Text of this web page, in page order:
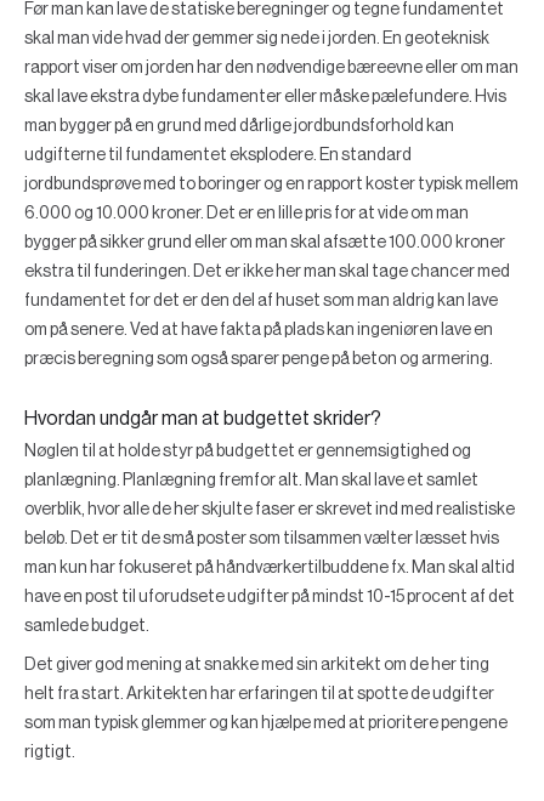
Før man kan lave de statiske beregninger og tegne fundamentet
skal man vide hvad der gemmer sig nede i jorden. En geoteknisk
rapport viser om jorden har den nødvendige bæreevne eller om man
skal lave ekstra dybe fundamenter eller måske pælefundere. Hvis
man bygger på en grund med dårlige jordbundsforhold kan
udgifterne til fundamentet eksplodere. En standard
jordbundsprøve med to boringer og en rapport koster typisk mellem
6.000 og 10.000 kroner. Det er en lille pris for at vide om man
bygger på sikker grund eller om man skal afsætte 100.000 kroner
ekstra til funderingen. Det er ikke her man skal tage chancer med
fundamentet for det er den del af huset som man aldrig kan lave
om på senere. Ved at have fakta på plads kan ingeniøren lave en
præcis beregning som også sparer penge på beton og armering.
Hvordan undgår man at budgettet skrider?
Nøglen til at holde styr på budgettet er gennemsigtighed og
planlægning. Planlægning fremfor alt. Man skal lave et samlet
overblik, hvor alle de her skjulte faser er skrevet ind med realistiske
beløb. Det er tit de små poster som tilsammen vælter læsset hvis
man kun har fokuseret på håndværkertilbuddene fx. Man skal altid
have en post til uforudsete udgifter på mindst 10-15 procent af det
samlede budget.
Det giver god mening at snakke med sin arkitekt om de her ting
helt fra start. Arkitekten har erfaringen til at spotte de udgifter
som man typisk glemmer og kan hjælpe med at prioritere pengene
rigtigt.